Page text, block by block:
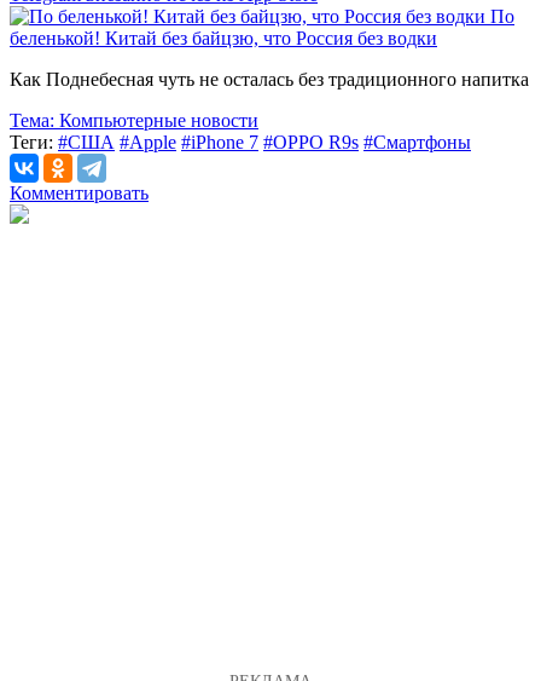
По
беленькой! Китай без байцзю, что Россия без водки
Как Поднебесная чуть не осталась без традиционного напитка
Тема: Компьютерные новости
Теги: #США #Apple #iPhone 7 #OPPO R9s #Смартфоны
Комментировать